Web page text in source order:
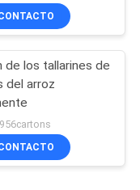
de los tallarines de
del arroz